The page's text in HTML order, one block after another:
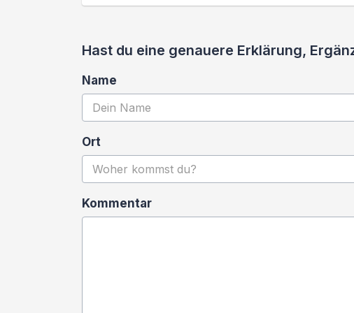
Hast du eine genauere Erklärung,
Name
Ort
Kommentar